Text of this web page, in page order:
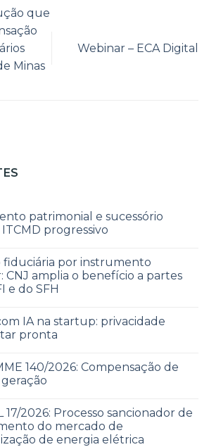
que
Minas
Webinar – ECA Digital
patrimonial e sucessório
progressivo
fiduciária por instrumento
CNJ amplia o benefício a partes
e do SFH
IA na startup: privacidade
pronta
140/2026: Compensação de
17/2026: Processo sancionador de
do mercado de
de energia elétrica